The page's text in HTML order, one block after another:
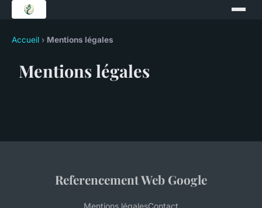
Accueil › Mentions légales
Mentions légales
Referencement Web Google
Mentions légalesContact